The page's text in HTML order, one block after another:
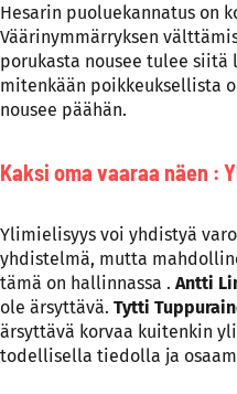
Hesarin puoluekannatus on
Väärinymmärryksen
porukasta nousee tulee
mitenkään poikkeuksellista
nousee päähän.
Kaksi oma vaaraa näen :
Ylimielisyys voi yhdistyä
yhdistelmä, mutta
tämä on hallinnassa . Antti
ole ärsyttävä. Tytti
ärsyttävä korvaa kuitenkin
todellisella tiedolla ja